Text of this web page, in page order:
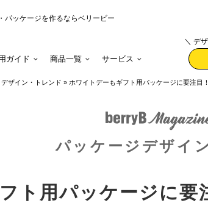
パッケージを作るならベリービー
ガイド 商品一覧 サービス
＼ デ
デザイン・トレンド » ホワイトデーもギフト用パッケージに要注目！
パッケージデザイ
ト用パッケージに要